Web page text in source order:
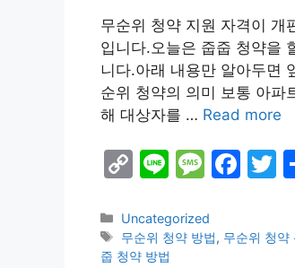
무순위 청약 지원 자격이 개
입니다.오늘은 줍줍 청약을
니다.아래 내용만 알아두면
순위 청약의 의미 보통 아파
해 대상자를 … Read more
C
p
y
Li
e
M
s
s
F
e
T
Categories
Uncategorized
Tags
무순위 청약 방법, 무순위 청약
줍 청약 방법